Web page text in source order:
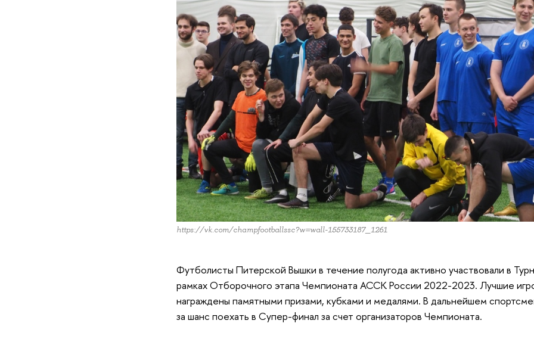
https://vk.com/champfootballssc?w=wall-155733187_1261
Футболисты Питерской Вышки в течение полугода активно участвовали в
рамках Отборочного этапа Чемпионата АССК России 2022-2023. Лучшие
награждены памятными призами, кубками и медалями. В дальнейшем
за шанс поехать в Супер-финал за счет организаторов Чемпионата.